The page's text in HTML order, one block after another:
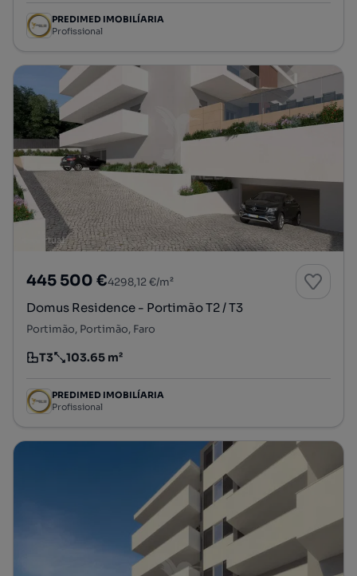
PREDIMED IMOBILÍARIA
Profissional
445 500 €4298,12 €/m²
Domus Residence - Portimão T2 / T3
Portimão, Portimão, Faro
Tipologia
T3
Preço por metro quadrado
103.65 m²
PREDIMED IMOBILÍARIA
Profissional